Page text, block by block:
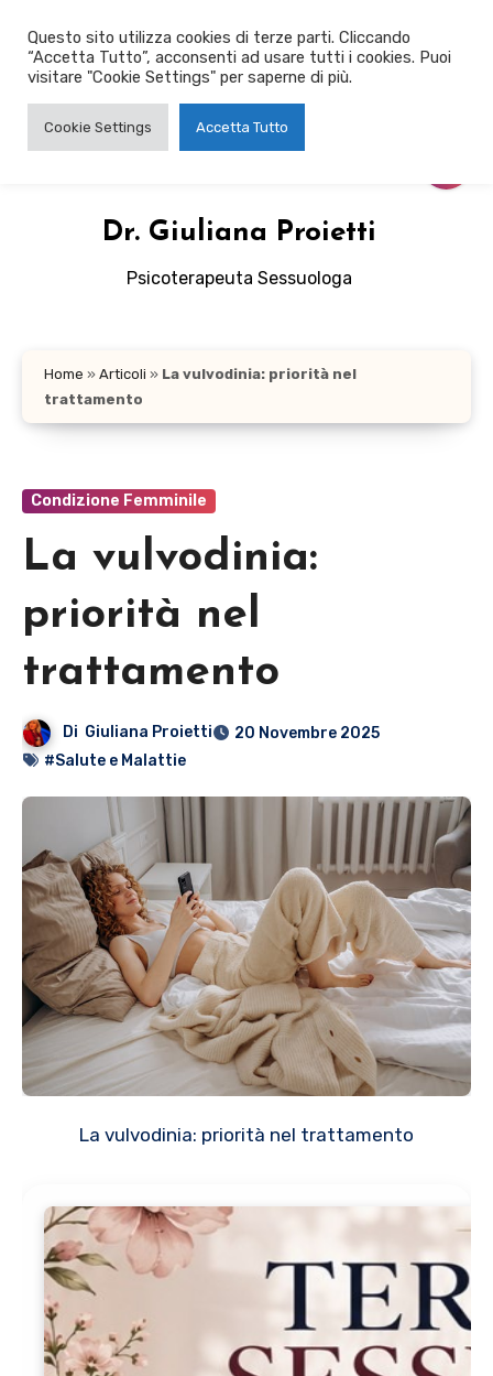
contenuto
Dr. Giuliana Proietti
Psicoterapeuta Sessuologa
Home » Articoli » La vulvodinia: priorità nel
trattamento
Condizione Femminile
La vulvodinia:
priorità nel
trattamento
Di Giuliana Proietti
20 Novembre 2025
#Salute e Malattie
La vulvodinia: priorità nel trattamento
Questo sito utilizza cookies di terze parti. Cliccando
“Accetta Tutto”, acconsenti ad usare tutti i cookies. Puoi
visitare "Cookie Settings" per saperne di più.
Cookie Settings Accetta Tutto